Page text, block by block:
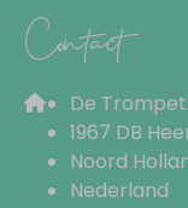
Oplaadpunt
Terras
Wellness
Contact
De Trompet
1967 DB
Noord
Nederland